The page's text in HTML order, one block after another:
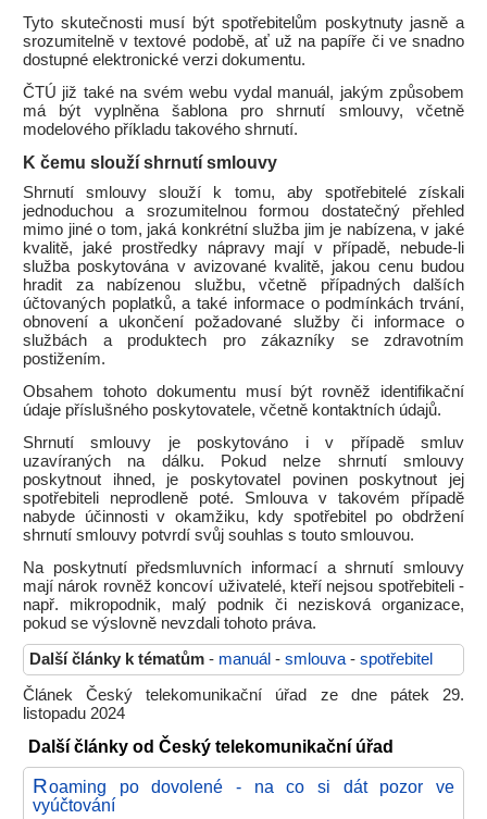
Tyto skutečnosti musí být spotřebitelům poskytnuty jasně a
srozumitelně v textové podobě, ať už na papíře či ve snadno
dostupné elektronické verzi dokumentu.
ČTÚ již také na svém webu vydal manuál, jakým způsobem
má být vyplněna šablona pro shrnutí smlouvy, včetně
modelového příkladu takového shrnutí.
K čemu slouží shrnutí smlouvy
Shrnutí smlouvy slouží k tomu, aby spotřebitelé získali
jednoduchou a srozumitelnou formou dostatečný přehled
mimo jiné o tom, jaká konkrétní služba jim je nabízena, v jaké
kvalitě, jaké prostředky nápravy mají v případě, nebude-li
služba poskytována v avizované kvalitě, jakou cenu budou
hradit za nabízenou službu, včetně případných dalších
účtovaných poplatků, a také informace o podmínkách trvání,
obnovení a ukončení požadované služby či informace o
službách a produktech pro zákazníky se zdravotním
postižením.
Obsahem tohoto dokumentu musí být rovněž identifikační
údaje příslušného poskytovatele, včetně kontaktních údajů.
Shrnutí smlouvy je poskytováno i v případě smluv
uzavíraných na dálku. Pokud nelze shrnutí smlouvy
poskytnout ihned, je poskytovatel povinen poskytnout jej
spotřebiteli neprodleně poté. Smlouva v takovém případě
nabyde účinnosti v okamžiku, kdy spotřebitel po obdržení
shrnutí smlouvy potvrdí svůj souhlas s touto smlouvou.
Na poskytnutí předsmluvních informací a shrnutí smlouvy
mají nárok rovněž koncoví uživatelé, kteří nejsou spotřebiteli -
např. mikropodnik, malý podnik či nezisková organizace,
pokud se výslovně nevzdali tohoto práva.
Další články k tématům - manuál - smlouva - spotřebitel
Článek Český telekomunikační úřad ze dne pátek 29.
listopadu 2024
Další články od Český telekomunikační úřad
Roaming po dovolené - na co si dát pozor ve
vyúčtování